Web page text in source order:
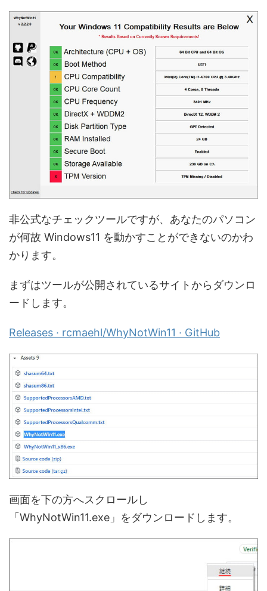
非公式なチェックツールですが、あなたのパソコン
が何故 Windows11 を動かすことができないのかわ
かります。
まずはツールが公開されているサイトからダウンロ
ードします。
Releases · rcmaehl/WhyNotWin11 · GitHub
画面を下の方へスクロールし
「WhyNotWin11.exe」をダウンロードします。